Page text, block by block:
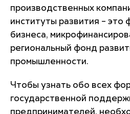
производственных
институты развития – это
бизнеса,
региональный фонд
промышленности.
Чтобы узнать обо всех
государственной
предпринимателей,